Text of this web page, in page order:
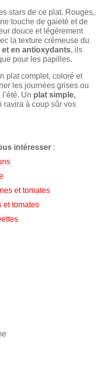
stars de ce plat. Rouges,
touche de gaieté et de
douce et légèrement
la texture crémeuse du
et en antioxydants, ils
pour les papilles.
plat complet, coloré et
les journées grises ou
Un plat simple,
ravira à coup sûr vos
intéresser :
et tomates
et tomates